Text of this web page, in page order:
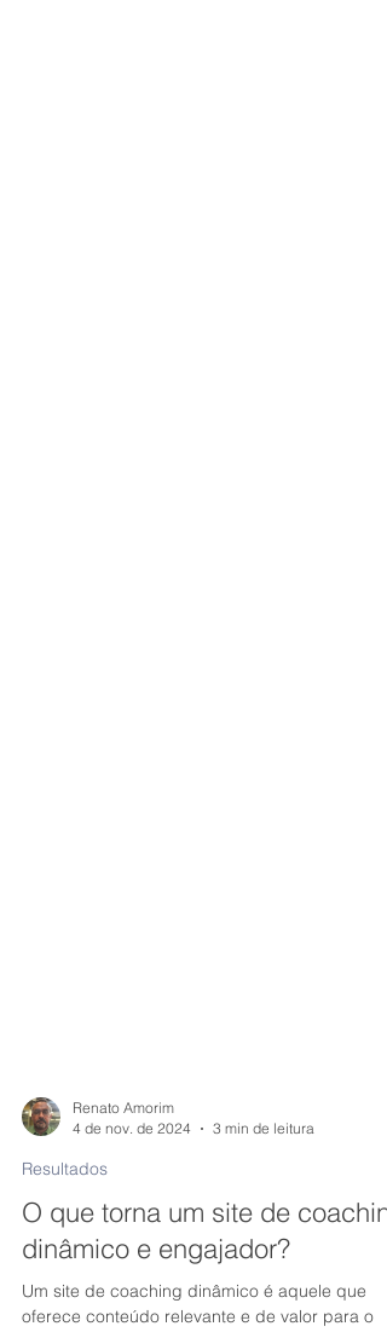
Renato Amorim
4 de nov. de 2024
Resultados
O que torna um site de
dinâmico e engajador?